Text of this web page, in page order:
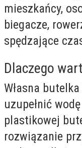
mieszkańcy,
biegacze,
spędzające
Dlaczego
Własna
uzupełnić
plastikowej
rozwiązanie